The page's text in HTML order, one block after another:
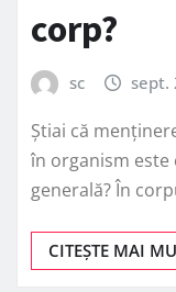
corp?
sc sept.
Știai că
în organism
generală? În
CITEȘTE MAI